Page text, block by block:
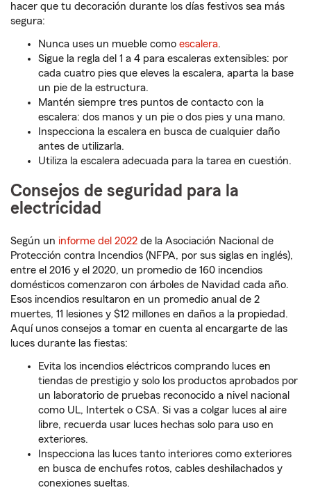
hacer que tu decoración durante los días festivos sea más
segura:
Nunca uses un mueble como escalera.
Sigue la regla del 1 a 4 para escaleras extensibles: por
cada cuatro pies que eleves la escalera, aparta la base
un pie de la estructura.
Mantén siempre tres puntos de contacto con la
escalera: dos manos y un pie o dos pies y una mano.
Inspecciona la escalera en busca de cualquier daño
antes de utilizarla.
Utiliza la escalera adecuada para la tarea en cuestión.
Consejos de seguridad para la
electricidad
Según un informe del 2022 de la Asociación Nacional de
Protección contra Incendios (NFPA, por sus siglas en inglés),
entre el 2016 y el 2020, un promedio de 160 incendios
domésticos comenzaron con árboles de Navidad cada año.
Esos incendios resultaron en un promedio anual de 2
muertes, 11 lesiones y $12 millones en daños a la propiedad.
Aquí unos consejos a tomar en cuenta al encargarte de las
luces durante las fiestas:
Evita los incendios eléctricos comprando luces en
tiendas de prestigio y solo los productos aprobados por
un laboratorio de pruebas reconocido a nivel nacional
como UL, Intertek o CSA. Si vas a colgar luces al aire
libre, recuerda usar luces hechas solo para uso en
exteriores.
Inspecciona las luces tanto interiores como exteriores
en busca de enchufes rotos, cables deshilachados y
conexiones sueltas.